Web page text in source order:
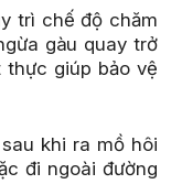
trì chế độ chăm
gàu quay trở
thực giúp bảo vệ
khi ra mồ hôi
đi ngoài đường